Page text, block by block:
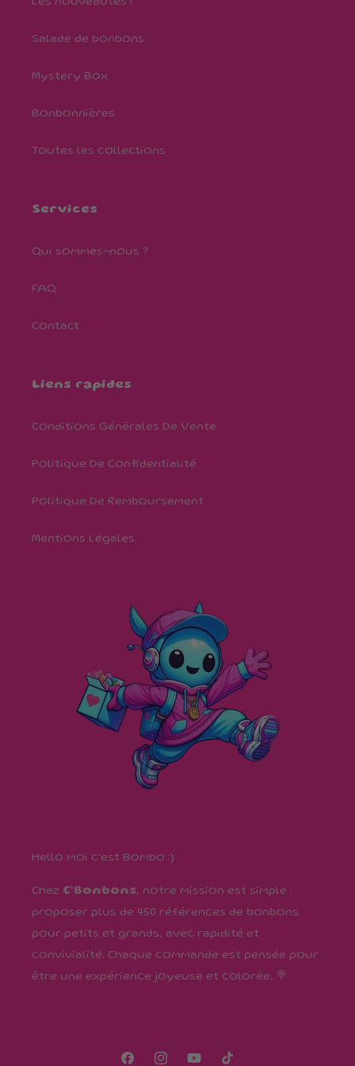
Les nouveautés !
Salade de bonbons
Mystery Box
Bonbonnières
Toutes les collections
Services
Qui sommes-nous ?
FAQ
Contact
Liens rapides
Conditions Générales De Vente
Politique De Confidentialité
Politique De Remboursement
Mentions Légales
Hello moi c'est Bombo :)
Chez C’Bonbons, notre mission est simple :
proposer plus de 450 références de bonbons
pour petits et grands, avec rapidité et
convivialité. Chaque commande est pensée pour
être une expérience joyeuse et colorée. 🍭